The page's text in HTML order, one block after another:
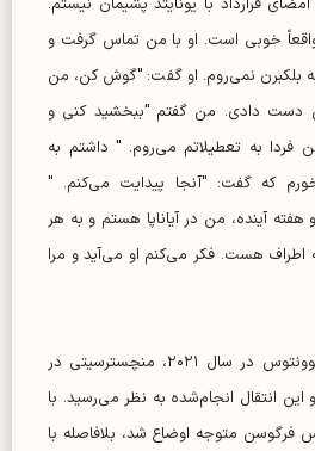
خوبی است. او با من تماس گرفت و
بلکبرن نمی‌روم. او گفت: "گوش کن، من
دست دادی. من گفتم "ببخشید کنی و
به تعطیلاتم می‌روم. " داشتم به
که گفت: "آنجا پیدایت می‌کنم. "
آینده، من در آیاناپا هستم و به هر
اطراف هست. فکر می‌کنم او می‌آید و مرا
پس از جدایی رونالدو از یوونتوس در سال ۲۰۲۱، منچسترسیتی در
انتقال انجام‌شده به نظر می‌رسید. با
فرگوسن متوجه اوضاع شد، بلافاصله با